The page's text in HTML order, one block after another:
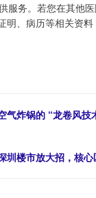
服务。若您在其他
、病历等相关资料
气炸锅的 “龙卷风
圳楼市放大招，核